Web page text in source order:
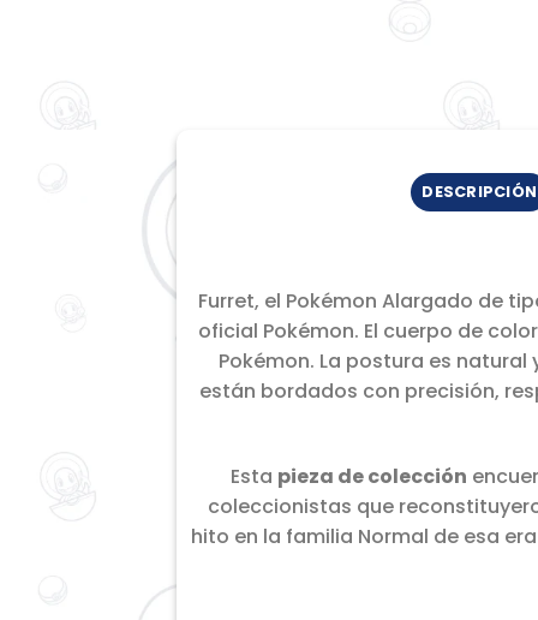
DESCRIPCIÓN
Furret, el Pokémon Alargado de
oficial Pokémon. El cuerpo de
Pokémon. La postura es
están bordados con precisión,
Esta pieza de colección
coleccionistas que
hito en la familia Normal de esa